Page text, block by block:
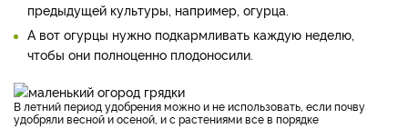
предыдущей культуры, например, огурца.
А вот огурцы нужно подкармливать каждую неделю,
чтобы они полноценно плодоносили.
В летний период удобрения можно и не использовать, если почву
удобряли весной и осеной, и с растениями все в порядке